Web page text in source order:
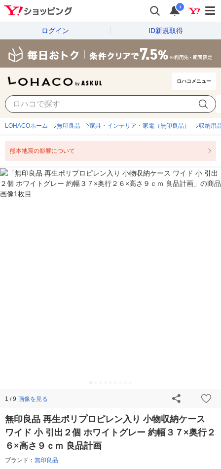
i
ログイン ID新規取得
ロハコメニュー
LOHACOホーム 無印良品 家具・インテリア・家電（無印良品） 収納用
熊本地震の影響について
1 / 9 画像を見る
無印良品 再生ポリプロピレン入り 小物収納ケース
ワイド 小 引出２個 ホワイトグレー 約幅３７×奥行２
６×高さ９ｃｍ 良品計画
ブランド： 無印良品